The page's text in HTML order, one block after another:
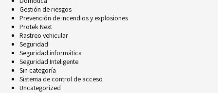
Gestión de riesgos
Prevención de incendios y explosiones
Protek Next
Rastreo vehicular
Seguridad
Seguridad informática
Seguridad Inteligente
Sin categoría
Sistema de control de acceso
Uncategorized